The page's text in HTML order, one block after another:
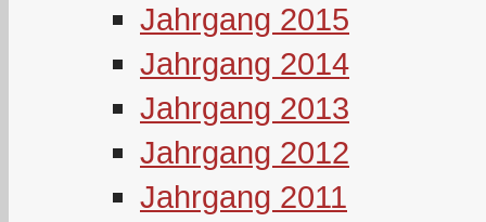
Jahrgang 2015
Jahrgang 2014
Jahrgang 2013
Jahrgang 2012
Jahrgang 2011